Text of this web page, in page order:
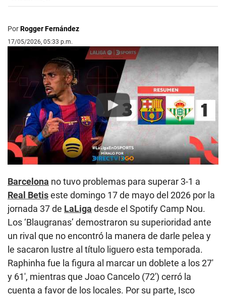
PorRogger Fernández
17/05/2026, 05:33 p.m.
Play
Barcelona no tuvo problemas para superar 3-1 a
Real Betiseste domingo 17 de mayo del 2026 por la
jornada 37 de LaLiga desde el Spotify Camp Nou.
Los ‘Blaugranas’ demostraron su superioridad ante
un rival que no encontró la manera de darle pelea y
le sacaron lustre al título liguero esta temporada.
Raphinha fue la figura al marcar un doblete a los 27′
y 61′, mientras que Joao Cancelo (72′) cerró la
cuenta a favor de los locales. Por su parte, Isco